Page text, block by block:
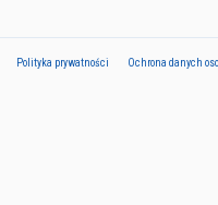
Polityka prywatności Ochrona danych